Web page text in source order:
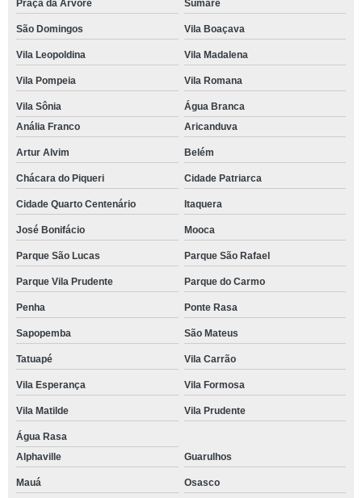
Praça da Arvore Sumaré
São Domingos Vila Boaçava
Vila Leopoldina Vila Madalena
Vila Pompeia Vila Romana
Vila Sônia
Água Branca
Anália Franco
Aricanduva
Artur Alvim Belém
Chácara do Piqueri Cidade Patriarca
Cidade Quarto Centenário Itaquera
José Bonifácio Mooca
Parque São Lucas Parque São Rafael
Parque Vila Prudente Parque do Carmo
Penha Ponte Rasa
Sapopemba São Mateus
Tatuapé Vila Carrão
Vila Esperança Vila Formosa
Vila Matilde Vila Prudente
Água Rasa
Alphaville
Guarulhos
Mauá Osasco